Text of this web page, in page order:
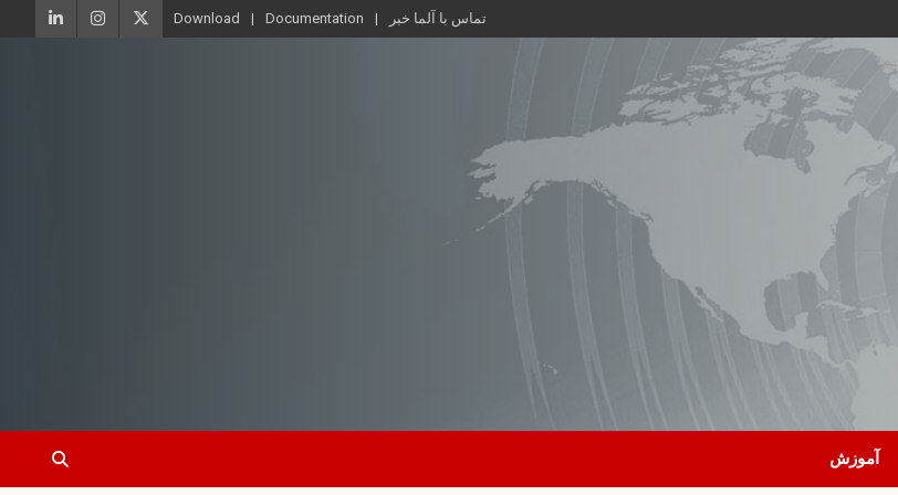
تماس با آلما خبر Documentation
Download
آموزش